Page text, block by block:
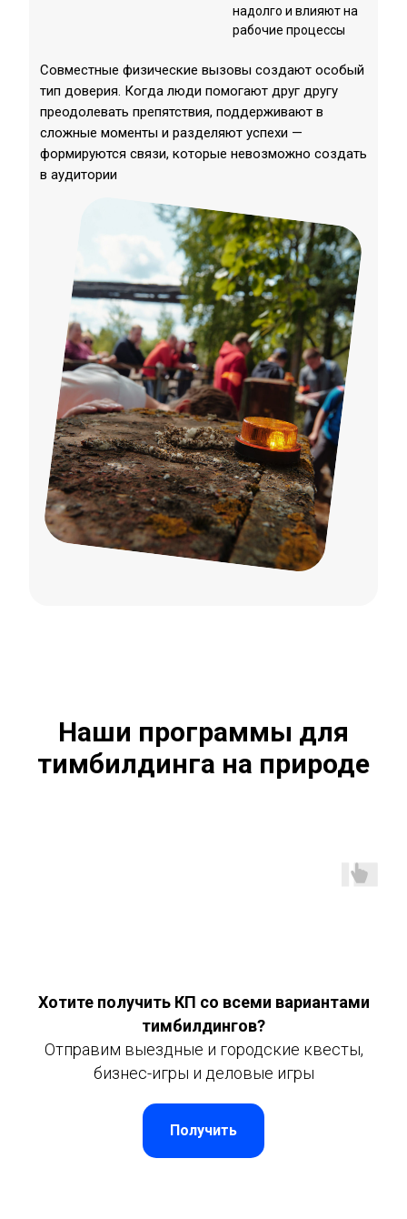
надолго и влияют на
рабочие процессы
Совместные физические вызовы создают особый
тип доверия. Когда люди помогают друг другу
преодолевать препятствия, поддерживают в
сложные моменты и разделяют успехи —
формируются связи, которые невозможно создать
в аудитории
Наши программы для
тимбилдинга на природе
Хотите получить КП со всеми вариантами
тимбилдингов?
Отправим выездные и городские квесты,
бизнес-игры и деловые игры
Получить